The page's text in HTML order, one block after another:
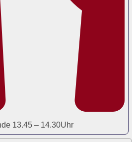
13.45 – 14.30Uhr